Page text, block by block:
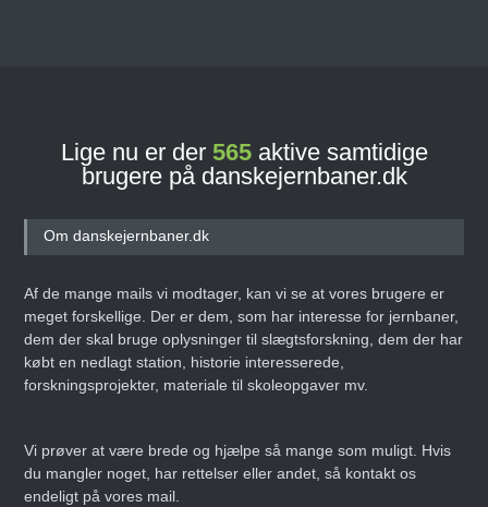
Lige nu er der 565aktive samtidige
brugere på danskejernbaner.dk
Om danskejernbaner.dk
Af de mange mails vi modtager, kan vi se at vores brugere er
meget forskellige. Der er dem, som har interesse for jernbaner,
dem der skal bruge oplysninger til slægtsforskning, dem der har
købt en nedlagt station, historie interesserede,
forskningsprojekter, materiale til skoleopgaver mv.
Vi prøver at være brede og hjælpe så mange som muligt. Hvis
du mangler noget, har rettelser eller andet, så kontakt os
endeligt på vores mail.